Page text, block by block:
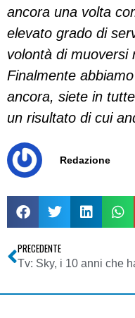
ancora una volta
elevato grado di
volontà di muoversi
Finalmente
ancora, siete in
un risultato di cui
Redazione
PRECEDENTE